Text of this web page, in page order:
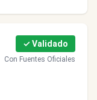
✓ Validado
Con Fuentes Oficiales